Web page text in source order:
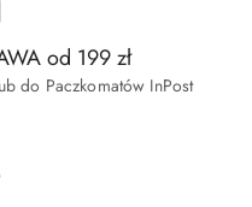
od 199 zł
do Paczkomatów InPost